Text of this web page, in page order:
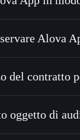
la strategia
— trasferisci
di Solflare
tue chiavi
Alova
Alova
del contratto
oggetto di
non è verificato